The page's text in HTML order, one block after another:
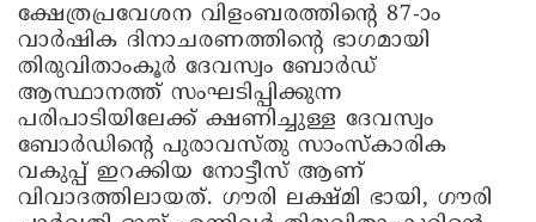
ക്ഷേത്രപ്രവേശന വിളംബരത്തിന്റെ 87-ാം
വാർഷിക ദിനാചരണത്തിന്റെ ഭാഗമായി
തിരുവിതാംകൂർ ദേവസ്വം ബോർഡ്
ആസ്ഥാനത്ത് സംഘടിപ്പിക്കുന്ന
പരിപാടിയിലേക്ക് ക്ഷണിച്ചുള്ള ദേവസ്വം
ബോർഡിൻ്റെ പുരാവസ്തു സാംസ്കാരിക
വകുപ്പ് ഇറക്കിയ നോട്ടീസ് ആണ്
വിവാദത്തിലായത്. ഗൗരി ലക്ഷ്മി ഭായി, ഗൗരി